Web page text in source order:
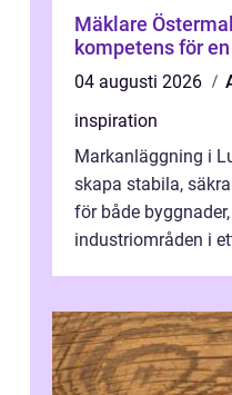
Mäklare
kompetens för
04 augusti 2026
inspiration
Markanläggning i
skapa stabila,
för både
industriområden i